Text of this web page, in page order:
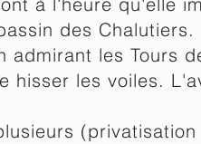
des Chalutiers.
admirant les Tours
hisser les voiles.